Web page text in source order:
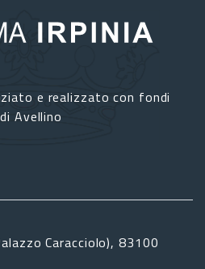
e realizzato con fondi
Avellino
Caracciolo), 83100